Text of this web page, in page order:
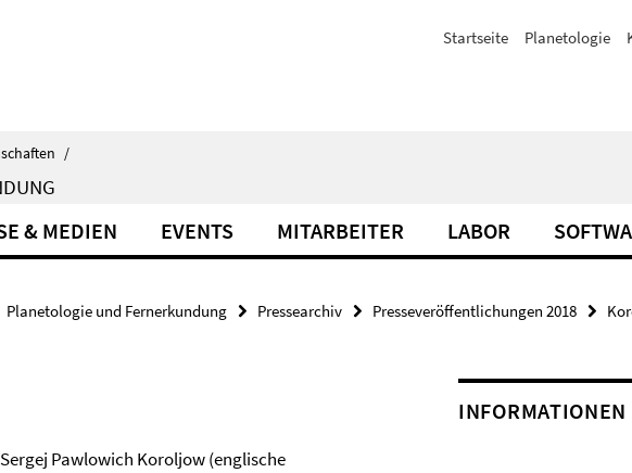
Startseite Planetologie
/
& MEDIEN EVENTS MITARBEITER LABOR
Planetologie und Fernerkundung Pressearchiv Presseveröffentlichungen 2018
Pawlowich Koroljow (englische
INFORMATIONEN